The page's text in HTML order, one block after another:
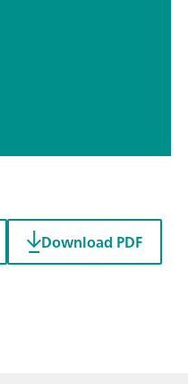
Download PDF